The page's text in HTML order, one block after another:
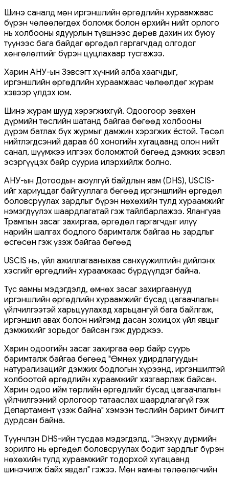
Шинэ саналд мөн иргэншлийн өргөдлийн хураамжаас
бүрэн чөлөөлөгдөх боломж болон өрхийн нийт орлого
нь холбооны ядуурлын түвшнээс дөрөв дахин их буюу
түүнээс бага байдаг өргөдөл гаргагчдад олгодог
хөнгөлөлтийг бүрэн цуцлахаар тусгажээ.
Харин АНУ-ын Зэвсэгт хүчний алба хаагчдыг,
иргэншлийн өргөдлийн хураамжаас чөлөөлдөг журам
хэвээр үлдэх юм.
Шинэ журам шууд хэрэгжихгүй. Одоогоор зөвхөн
дүрмийн төслийн шатанд байгаа бөгөөд холбооны
дүрэм батлах бүх журмыг дамжин хэрэгжих ёстой. Төсөл
нийтлэгдсэний дараа 60 хоногийн хугацаанд олон нийт
санал, шүүмжээ илгээх боломжтой бөгөөд дэмжих эсвэл
эсэргүүцэх байр сууриа илэрхийлж болно.
АНУ-ын Дотоодын аюулгүй байдлын яам (DHS), USCIS-
ийг хариуцдаг байгууллага бөгөөд иргэншлийн өргөдөл
боловсруулах зардлыг бүрэн нөхөхийн тулд хураамжийг
нэмэгдүүлэх шаардлагатай гэж тайлбарлажээ. Ялангуяа
Трампын засаг захиргаа, өргөдөл гаргагчдыг илүү
нарийн шалгах бодлого баримталж байгаа нь зардлыг
өсгөсөн гэж үзэж байгаа бөгөөд
USCIS нь, үйл ажиллагааныхаа санхүүжилтийн дийлэнх
хэсгийг өргөдлийн хураамжаас бүрдүүлдэг байна.
Тус яамны мэдэгдэлд, өмнөх засаг захиргаанууд
иргэншлийн өргөдлийн хураамжийг бусад цагаачлалын
үйлчилгээтэй харьцуулахад харьцангуй бага байлгаж,
иргэншил авах болон нийгэмд дасан зохицох үйл явцыг
дэмжихийг зорьдог байсан гэж дурджээ.
Харин одоогийн засаг захиргаа өөр байр суурь
баримталж байгаа бөгөөд "Өмнөх удирдлагуудын
натурализацийг дэмжих бодлогын хүрээнд, иргэншилтэй
холбоотой өргөдлийн хураамжийг хязгаарлаж байсан.
Харин одоо ийм төрлийн өргөдлийг бусад цагаачлалын
үйлчилгээний орлогоор татааслах шаардлагагүй гэж
Департамент үзэж байна" хэмээн төслийн баримт бичигт
дурдсан байна.
Түүнчлэн DHS-ийн тусдаа мэдэгдэлд, "Энэхүү дүрмийн
зорилго нь өргөдөл боловсруулах бодит зардлыг бүрэн
нөхөхийн тулд хураамжийг тодорхой хугацаанд
шинэчилж байх явдал" гэжээ. Мөн яамны төлөөлөгчийн